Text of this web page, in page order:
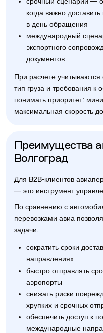
когда важно
в день обращения
международный
экспортного
документов
При расчете
тип груза и требования к
понимать приоритет:
максимальная скорость
Преимущества
Волгоград
Для B2B-клиентов
— это инструмент
По сравнению с
перевозками авиа
задачи.
сократить сроки
направлениях
быстро отправлять
аэропорты
снижать риски
хрупких и срочных
обеспечить доступ к
международные